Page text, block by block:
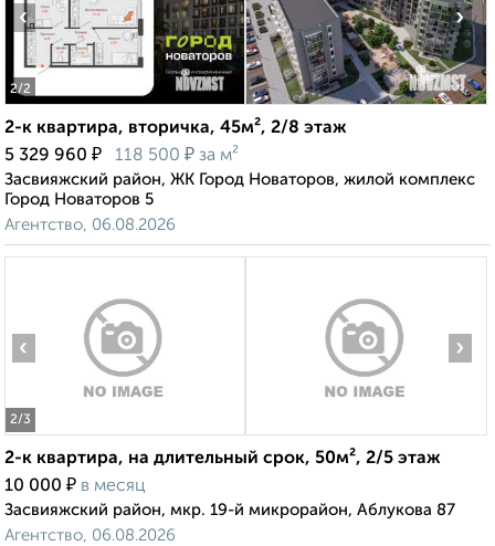
2/2
‹ ›
2-к квартира, вторичка, 45м², 2/8 этаж
5 329 960 ₽ 118 500 ₽ за м²
Засвияжский район, ЖК Город Новаторов, жилой комплекс
Город Новаторов 5
Агентство, 06.08.2026
2/3
‹ ›
2-к квартира, на длительный срок, 50м², 2/5 этаж
10 000 ₽ в месяц
Засвияжский район, мкр. 19-й микрорайон, Аблукова 87
Агентство, 06.08.2026